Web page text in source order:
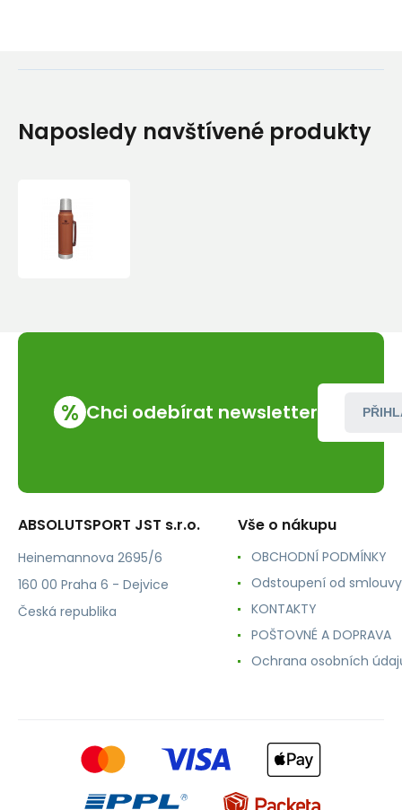
Naposledy navštívené produkty
Clay
% Chci odebírat newsletter
ABSOLUTSPORT JST s.r.o.
Heinemannova 2695/6
160 00 Praha 6 - Dejvice
Česká republika
Vše o nákupu
OBCHODNÍ PODMÍNKY
Odstoupení od smlouvy
KONTAKTY
POŠTOVNÉ A DOPRAVA
Ochrana osobních